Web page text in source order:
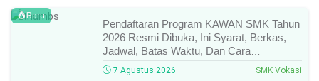
Baru
Pendaftaran Program KAWAN SMK Tahun
2026 Resmi Dibuka, Ini Syarat, Berkas,
Jadwal, Batas Waktu, Dan Cara
Pendaftarannya!
7 Agustus 2026 SMK Vokasi